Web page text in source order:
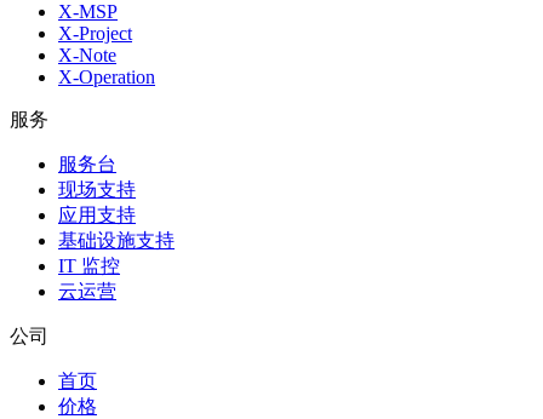
X-MSP
X-Project
X-Note
X-Operation
服务
服务台
现场支持
应用支持
基础设施支持
IT 监控
云运营
公司
首页
价格